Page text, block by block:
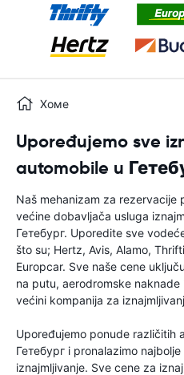
Хоме
Upoređujemo sve
automobile u
Naš mehanizam za rezervacije
većine dobavljača usluga
Гетебург. Uporedite sve
što su; Hertz, Avis, Alamo,
Europcar. Sve naše cene
na putu, aerodromske
većini kompanija za
Upoređujemo ponude različitih
Гетебург i pronalazimo
iznajmljivanje. Sve cene za